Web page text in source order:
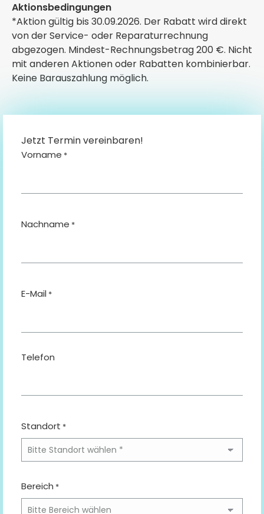
Aktionsbedingungen
*Aktion gültig bis 30.09.2026. Der Rabatt wird direkt
von der Service- oder Reparaturrechnung
abgezogen. Mindest-Rechnungsbetrag 200 €. Nicht
mit anderen Aktionen oder Rabatten kombinierbar.
Keine Barauszahlung möglich.
Jetzt Termin vereinbaren!
Vorname *
Nachname *
E-Mail *
Telefon
Standort *
Bereich *